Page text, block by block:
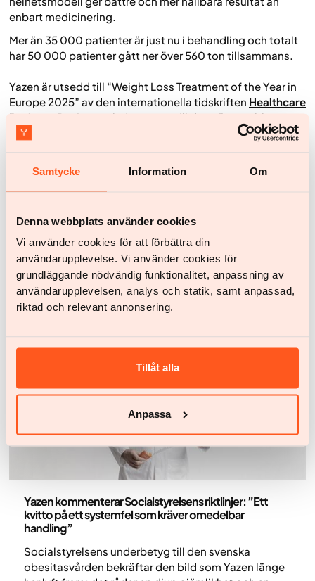
Samtycke Information Om
Denna webbplats använder cookies
Vi använder cookies för att förbättra din
användarupplevelse. Vi använder cookies för
grundläggande nödvändig funktionalitet, anpassning av
användarupplevelsen, analys och statik, samt anpassad,
riktad och relevant annonsering.
Tillåt alla
Anpassa
enbart medicinering.
Mer än 35 000 patienter är just nu i behandling och totalt
har 50 000 patienter gått ner över 560 ton tillsammans.
Yazen är utsedd till “Weight Loss Treatment of the Year in
Europe 2025” av den internationella tidskriften Healthcare
Business Review
och dessutom till den näst snabbast
växande startupen i Europa av
The Sifted 250
fredrik.pallin@yazen.com/ +46 708 114 115
Fler nyheter
Yazen kommenterar Socialstyrelsens riktlinjer: ”Ett
kvitto på ett systemfel som kräver omedelbar
handling”
Socialstyrelsens underbetyg till den svenska
obesitasvården bekräftar den bild som Yazen länge